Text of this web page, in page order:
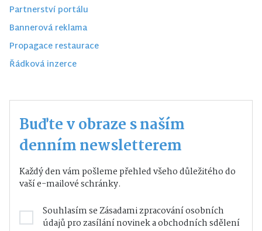
Partnerství portálu
Bannerová reklama
Propagace restaurace
Řádková inzerce
Buďte v obraze s naším
denním newsletterem
Každý den vám pošleme přehled všeho důležitého do
vaší e-mailové schránky.
Souhlasím seZásadami zpracování osobních
údajůpro zasílání novinek a obchodních sdělení